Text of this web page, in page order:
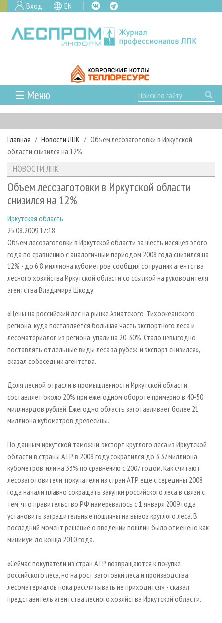
Вход EN
☰ Меню
ГЛАВНАЯ
РУБРИКИ И ТЕМЫ
РУБРИКИ ЖУРНАЛА
ЛЕСОЗАГОТОВКА
ЛЕСОПИЛЕНИЕ
СУШКА ДРЕВЕСИНЫ
ПРОИЗВОДСТВО ДРЕВЕСНЫХ ПЛИТ
ДЕРЕВЯННОЕ ДОМОСТРОЕНИЕ
ПРОИЗВОДСТВО МЕБЕЛИ
БИОЭНЕРГЕТИКА
ЦБП
ИНСТРУМЕНТ И МАТЕРИАЛЫ
НОВОСТИ
НОВОСТИ ЛПК
НОВОСТИ ЖУРНАЛА
ПРОЕКТЫ ЛПИ
АНАЛИТИКА
ПРЕДПРИЯТИЯ ЛПК
ПЕРСОНЫ
МОБИЛЬНЫЕ ВЫСТАВКИ
ОФИЦИАЛЬНЫЕ ДЕЛЕГАЦИИ
ПРИОРИТЕТНЫЕ ИНВЕСТПРОЕКТЫ
RUSSIAN FORESTRY REVIEW
ГАЗЕТА ЛЕСПРОМФОРУМ
БИБЛИОТЕКА СПЕЦИАЛИСТА
АРХИВ
АРХИВ ЖУРНАЛОВ
СТАТЬИ
О ЖУРНАЛЕ
ПОДПИСКА
КОНТАКТЫ
РЕКЛАМОДАТЕЛЯМ
РЕКЛАМА
РЕКЛАМА НА САЙТЕ
Главная Новости ЛПК
Объем лесозаготовки в Иркутской
области снизился на 12%
НОВОСТИ ЛПК
Объем лесозаготовки в Иркутской области
снизился на 12%
Иркутская область
25.08.2009 17:18
Объем лесозаготовки в Иркутской области за шесть месяцев этого
года по сравнению с аналогичным периодом 2008 года снизился на
12% - до 6,8 миллиона кубометров, сообщил сотрудник агентства
лесного хозяйства Иркутской области со ссылкой на руководителя
агентства Владимира Шкоду.
«Цены на российский лес на рынке Азиатского-Тихоокеанского
региона, куда поставляется большая часть экспортного леса и
лесоматериалов из региона, упали на 20-30%. Стало невыгодно
поставлять отдельные виды леса за рубеж, и экспорт снизился», -
сказал собеседник агентства.
Доля лесной отрасли в промышленности Иркутской области
составляет около 20% при ежегодном обороте примерно в 40-50
миллиардов рублей. Ежегодно область заготавливает более 21
миллиона кубометров древесины.
По данным иркутской таможни, экспорт круглого леса из Иркутской
области в страны АТР в 2008 году сократился до 3,37 миллиона
кубометров, или на 33% по сравнению с 2007 годом. Как считают
лесозаготовители, покупатели из стран АТР еще с середины 2008
года начали плавно сокращать закупки российского леса в связи с
тем, что правительство РФ намеревалось с 1 января 2009 года
установить заградительные пошлины на вывоз круглого леса. В
последний момент решение о введении пошлин было отменено как
минимум до конца 2010 года.
«Сейчас покупатели из стран АТР возвращаются к покупке
российского леса, но на рост заготовки леса и производства
лесоматериалов пока рассчитывать не приходится», - сказал
представитель агентства лесного хозяйства Иркутской области.